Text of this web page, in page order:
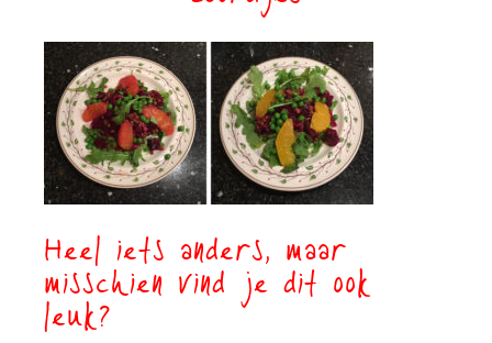
Heel iets anders, maar
misschien vind je dit ook
leuk?